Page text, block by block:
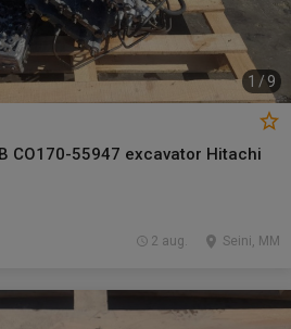
1 / 9
CO170-55947 excavator Hitachi
Seini, MM
2 aug.